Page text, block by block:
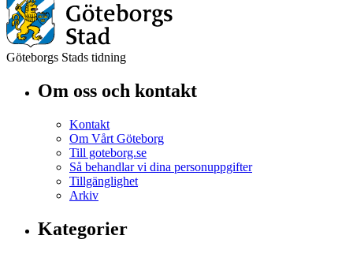
Göteborgs Stads tidning
Om oss och kontakt
Kontakt
Om Vårt Göteborg
Till goteborg.se
Så behandlar vi dina personuppgifter
Tillgänglighet
Arkiv
Kategorier